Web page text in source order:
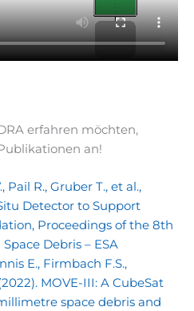
erfahren möchten,
an!
R., Gruber T., et al.,
Detector to Support
Proceedings of the 8th
Debris – ESA
E., Firmbach F.S.,
MOVE-III: A CubeSat
space debris and